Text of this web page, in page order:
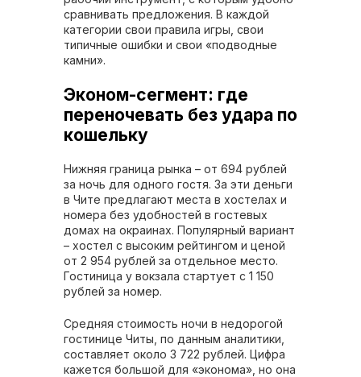
сравнивать предложения. В каждой
категории свои правила игры, свои
типичные ошибки и свои «подводные
камни».
Эконом-сегмент: где
переночевать без удара по
кошельку
Нижняя граница рынка – от 694 рублей
за ночь для одного гостя. За эти деньги
в Чите предлагают места в хостелах и
номера без удобностей в гостевых
домах на окраинах. Популярный вариант
– хостел с высоким рейтингом и ценой
от 2 954 рублей за отдельное место.
Гостиница у вокзала стартует с 1 150
рублей за номер.
Средняя стоимость ночи в недорогой
гостинице Читы, по данным аналитики,
составляет около 3 722 рублей. Цифра
кажется большой для «эконома», но она